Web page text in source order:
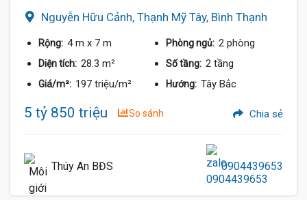
Nguyễn Hữu Cảnh, Thạnh Mỹ Tây, Bình Thạnh
Rộng: 4 m x 7 m Phòng ngủ: 2 phòng
Diện tích: 28.3 m² Số tầng: 2 tầng
Giá/m²: 197 triệu/m² Hướng: Tây Bắc
5 tỷ 850 triệu So sánh Chia sẻ
Thúy An BĐS 0904439653